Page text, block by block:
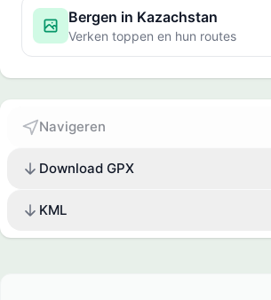
Bergen in Kazachstan
Verken toppen en hun routes
Navigeren
Download GPX
KML